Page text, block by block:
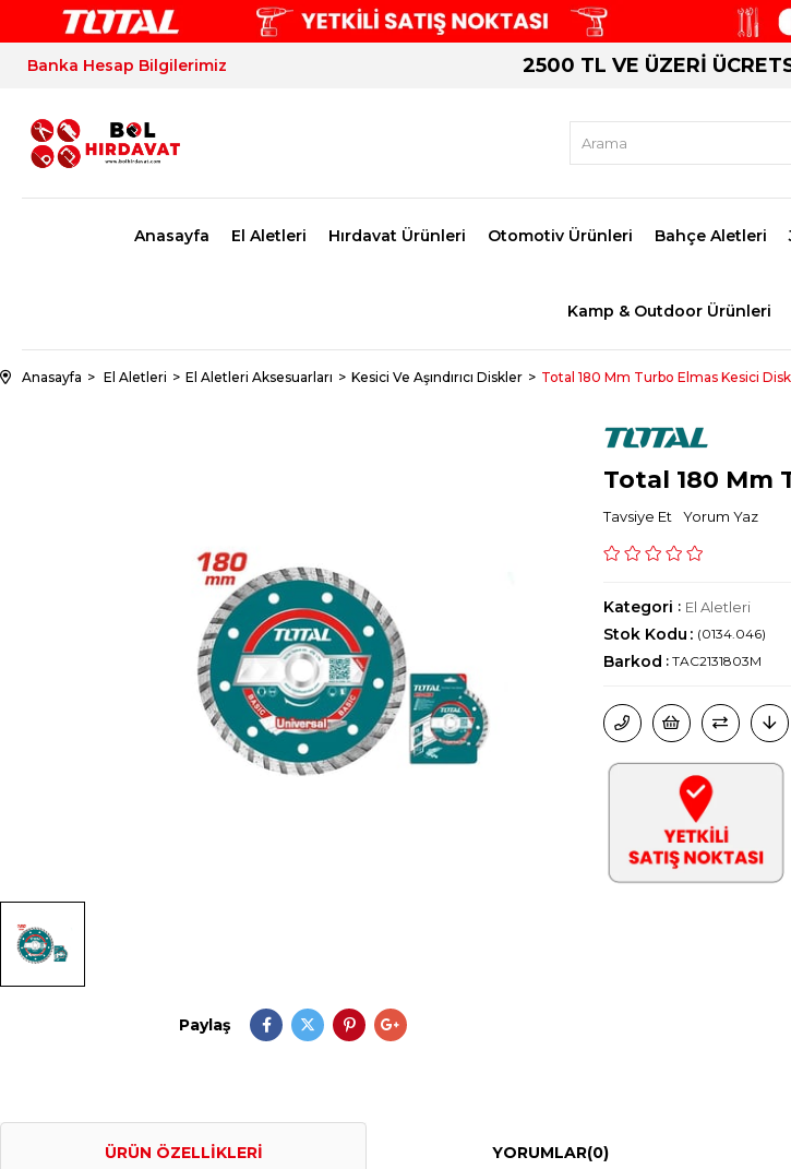
Banka Hesap Bilgilerimiz 2500 TL VE ÜZERİ
Anasayfa El Aletleri Hırdavat Ürünleri Otomotiv Ürünleri Bahçe Aletleri
Kamp & Outdoor Ürünleri
Anasayfa El Aletleri El Aletleri Aksesuarları Kesici Ve Aşındırıcı Diskler Total 180 Mm Turbo Elmas Kesici Disk
Paylaş
Total 180 Mm
Tavsiye Et Yorum Yaz
Kategori : El Aletleri
(0134.046)
Stok Kodu
Barkod : TAC2131803M
ÜRÜN ÖZELLIKLERI YORUMLAR(0)